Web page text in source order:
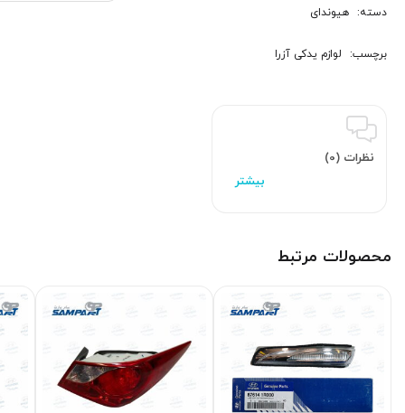
دسته: هیوندای
برچسب: لوازم یدکی آزرا
نظرات (0)
محصولات مرتبط